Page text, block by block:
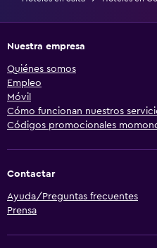
Nuestra empresa
Quiénes somos
Empleo
Móvil
Cómo funcionan nuestros
Códigos promocionales
Contactar
Ayuda/Preguntas frecuentes
Prensa